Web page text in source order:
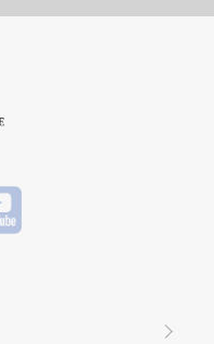
ョルダー